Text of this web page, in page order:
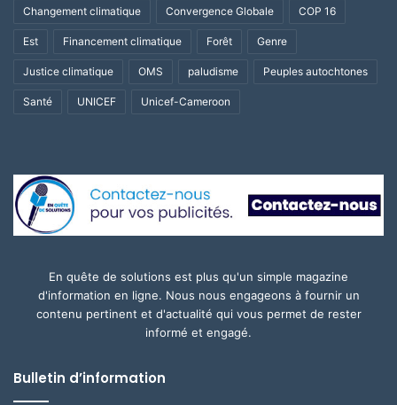
Changement climatique Convergence Globale COP 16
Est Financement climatique Forêt Genre
Justice climatique OMS paludisme Peuples autochtones
Santé UNICEF Unicef-Cameroon
En quête de solutions est plus qu'un simple magazine
d'information en ligne. Nous nous engageons à fournir un
contenu pertinent et d'actualité qui vous permet de rester
informé et engagé.
Bulletin d’information